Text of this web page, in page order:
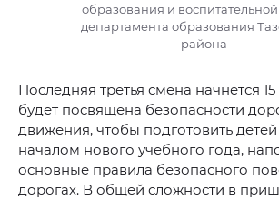
образования и
департамента образования
района
Последняя третья смена начнется
будет посвящена безопасности
движения, чтобы подготовить
началом нового учебного года,
основные правила безопасного
дорогах. В общей сложности в